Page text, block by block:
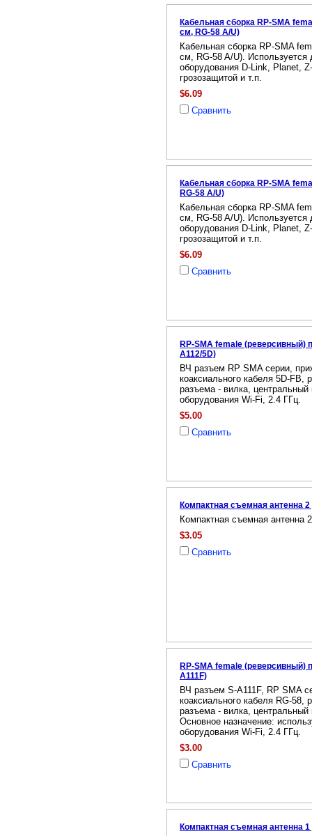
Кабельная сборка RP-SMA
см, RG-58 A/U)
Кабельная сборка RP-SMA
см, RG-58 A/U). Используется
оборудования D-Link, Planet,
грозозащитой и т.п.
$6.09
Сравнить
Кабельная сборка RP-SMA
RG-58 A/U)
Кабельная сборка RP-SMA
см, RG-58 A/U). Используется
оборудования D-Link, Planet,
грозозащитой и т.п.
$6.09
Сравнить
RP-SMA female (реверсивный)
A112/5D)
ВЧ разъем RP SMA серии,
коаксиального кабеля 5D-FB,
разъема - вилка, центральный
оборудования Wi-Fi, 2.4 ГГц.
$5.00
Сравнить
Компактная съемная антенна 2
Компактная съемная антенна
$3.05
Сравнить
RP-SMA female (реверсивный)
A111F)
ВЧ разъем S-A111F, RP SMA
коаксиального кабеля RG-58,
разъема - вилка, центральный
Основное назначение:
оборудования Wi-Fi, 2.4 ГГц.
$3.00
Сравнить
Компактная съемная антенна 1